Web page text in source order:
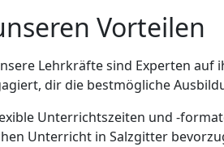
Vorteilen
Lehrkräfte sind Experten
dir die bestmögliche
Unterrichtszeiten und -
Unterricht in Salzgitter